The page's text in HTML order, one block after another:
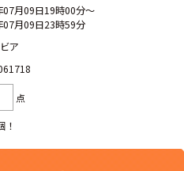
ィース
りから探す
07月09日19時00分～
07月09日23時59分
ア
点
！